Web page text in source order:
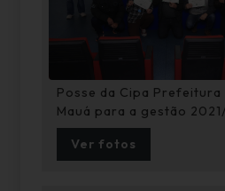
Posse da Cipa Prefeitura
Mauá para a gestão
Ver fotos